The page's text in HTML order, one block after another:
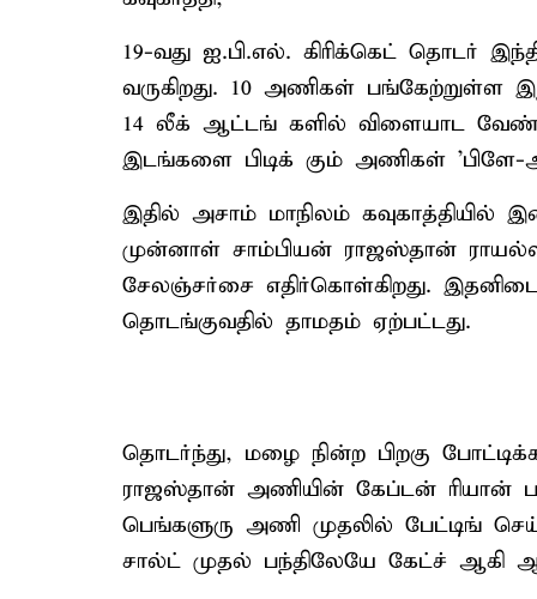
19-வது ஐ.பி.எல். கிரிக்கெட் தொடர்
வருகிறது. 10 அணிகள்
14 லீக் ஆட்டங் களில் விளையாட
இடங்களை பிடிக் கும் அணிகள் 'பிளே-
இதில் அசாம் மாநிலம் கவுகாத்தியில்
முன்னாள் சாம்பியன் ராஜஸ்தான்
சேலஞ்சர்சை எதிர்கொள்கிறது.
தொடங்குவதில் தாமதம் ஏற்பட்டது.
தொடர்ந்து, மழை நின்ற பிறகு
ராஜஸ்தான் அணியின் கேப்டன் ரியான்
பெங்களுரு அணி முதலில் பேட்டிங்
சால்ட் முதல் பந்திலேயே கேட்ச் ஆகி